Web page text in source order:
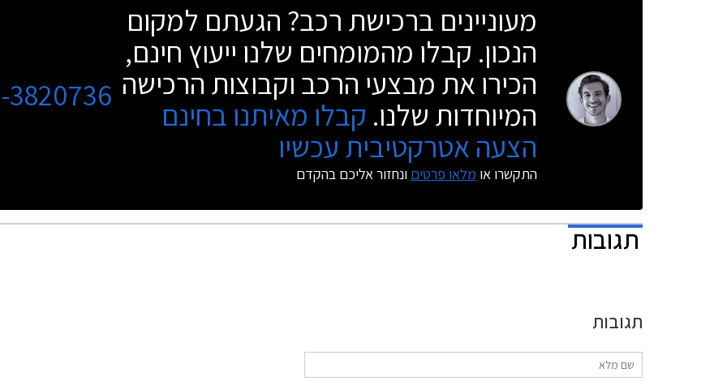
מעוניינים ברכישת רכב? הגעתם למקום
הנכון. קבלו מהמומחים שלנו ייעוץ חינם,
הכירו את מבצעי הרכב וקבוצות הרכישה
המיוחדות שלנו. קבלו מאיתנו בחינם
הצעה אטרקטיבית עכשיו
התקשרו או מלאו פרטים ונחזור אליכם בהקדם
3820736
תגובות
תגובות